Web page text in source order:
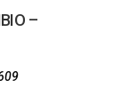
–